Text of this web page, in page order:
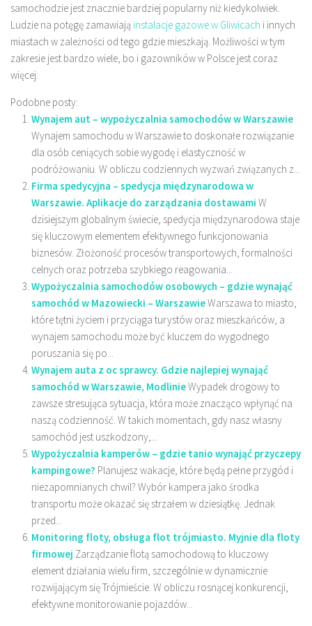
samochodzie jest znacznie bardziej popularny niż kiedykolwiek.
Ludzie na potęgę zamawiają instalacje gazowe w Gliwicach i innych
miastach w zależności od tego gdzie mieszkają. Możliwości w tym
zakresie jest bardzo wiele, bo i gazowników w Polsce jest coraz
więcej.
Podobne posty:
Wynajem aut – wypożyczalnia samochodów w Warszawie
Wynajem samochodu w Warszawie to doskonałe rozwiązanie
dla osób ceniących sobie wygodę i elastyczność w
podróżowaniu. W obliczu codziennych wyzwań związanych z...
Firma spedycyjna – spedycja międzynarodowa w
Warszawie. Aplikacje do zarządzania dostawami W
dzisiejszym globalnym świecie, spedycja międzynarodowa staje
się kluczowym elementem efektywnego funkcjonowania
biznesów. Złożoność procesów transportowych, formalności
celnych oraz potrzeba szybkiego reagowania...
Wypożyczalnia samochodów osobowych – gdzie wynająć
samochód w Mazowiecki – WarszawieWarszawa to miasto,
które tętni życiem i przyciąga turystów oraz mieszkańców, a
wynajem samochodu może być kluczem do wygodnego
poruszania się po...
Wynajem auta z oc sprawcy. Gdzie najlepiej wynająć
samochód w Warszawie, ModlinieWypadek drogowy to
zawsze stresująca sytuacja, która może znacząco wpłynąć na
naszą codzienność. W takich momentach, gdy nasz własny
samochód jest uszkodzony,...
Wypożyczalnia kamperów – gdzie tanio wynająć przyczepy
kampingowe? Planujesz wakacje, które będą pełne przygód i
niezapomnianych chwil? Wybór kampera jako środka
transportu może okazać się strzałem w dziesiątkę. Jednak
przed...
Monitoring floty, obsługa flot trójmiasto. Myjnie dla floty
firmowej Zarządzanie flotą samochodową to kluczowy
element działania wielu firm, szczególnie w dynamicznie
rozwijającym się Trójmieście. W obliczu rosnącej konkurencji,
efektywne monitorowanie pojazdów...